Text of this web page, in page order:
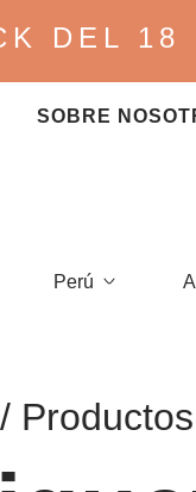
DEL 18
SOBRE
Perú
/